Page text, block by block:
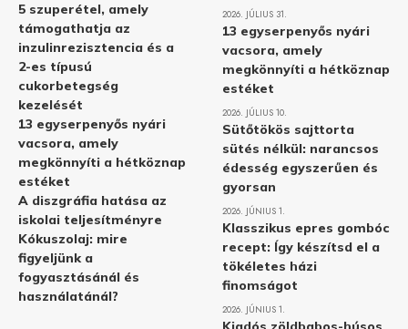
5 szuperétel, amely
támogathatja az
inzulinrezisztencia és a
2-es típusú
cukorbetegség
kezelését
13 egyserpenyős nyári
vacsora, amely
megkönnyíti a hétköznap
estéket
A diszgráfia hatása az
iskolai teljesítményre
Kókuszolaj: mire
figyeljünk a
fogyasztásánál és
használatánál?
2026. JÚLIUS 31.
13 egyserpenyős nyári
vacsora, amely
megkönnyíti a hétköznap
estéket
2026. JÚLIUS 10.
Sütőtökös sajttorta
sütés nélkül: narancsos
édesség egyszerűen és
gyorsan
2026. JÚNIUS 1.
Klasszikus epres gombóc
recept: Így készítsd el a
tökéletes házi
finomságot
2026. JÚNIUS 1.